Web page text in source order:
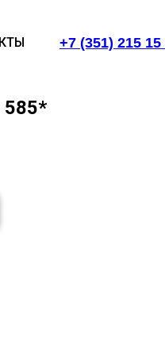
+7 (351) 215 15
585*